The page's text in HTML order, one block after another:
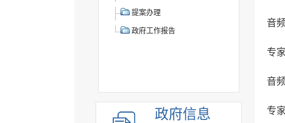
提案办理
政府工作报告
政府信息
音
专
音
专